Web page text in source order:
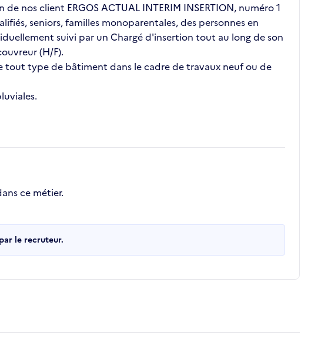
nos client ERGOS ACTUAL INTERIM INSERTION, numéro 1
seniors, familles monoparentales, des personnes en
suivi par un Chargé d'insertion tout au long de son
(H/F).
tout type de bâtiment dans le cadre de travaux neuf ou de
ce métier.
le recruteur.